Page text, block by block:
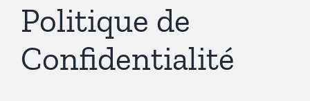
Politique de
Confidentialité